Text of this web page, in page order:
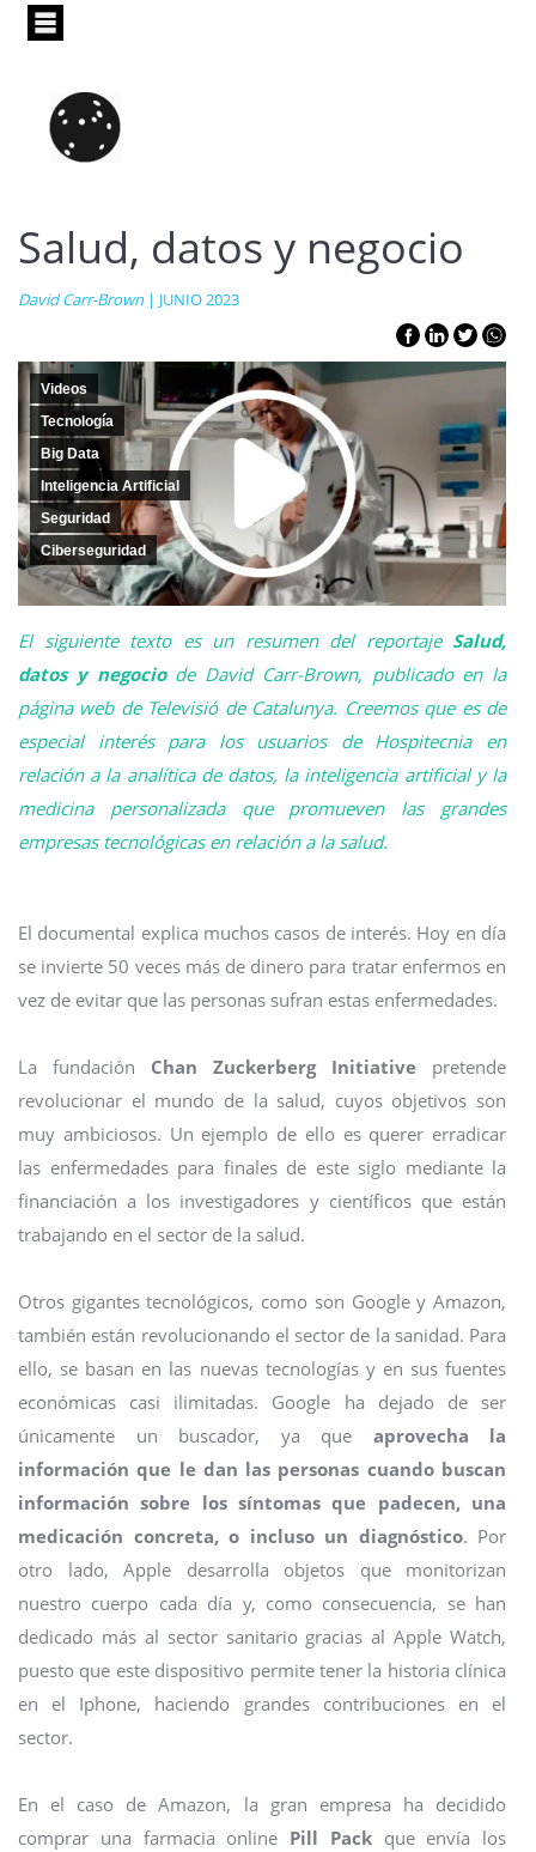
Pasar
principal
Salud, datos y negocio
David Carr-Brown| JUNIO 2023
Videos
Tecnología
Big Data
Inteligencia Artificial
Seguridad
Ciberseguridad
El siguiente texto es un resumen del reportaje Salud,
datos y negociode David Carr-Brown, publicado en la
página web de Televisió de Catalunya. Creemos que es de
especial interés para los usuarios de Hospitecnia en
relación a la analítica de datos, la inteligencia artificial y la
medicina personalizada que promueven las grandes
empresas tecnológicas en relación a la salud.
El documental explica muchos casos de interés. Hoy en día
se invierte 50 veces más de dinero para tratar enfermos en
vez de evitar que las personas sufran estas enfermedades.
La fundación Chan Zuckerberg Initiative pretende
revolucionar el mundo de la salud, cuyos objetivos son
muy ambiciosos. Un ejemplo de ello es querer erradicar
las enfermedades para finales de este siglo mediante la
financiación a los investigadores y científicos que están
trabajando en el sector de la salud.
Otros gigantes tecnológicos, como son Google y Amazon,
también están revolucionando el sector de la sanidad. Para
ello, se basan en las nuevas tecnologías y en sus fuentes
económicas casi ilimitadas. Google ha dejado de ser
únicamente un buscador, ya que aprovecha la
información que le dan las personas cuando buscan
información sobre los síntomas que padecen, una
medicación concreta, o incluso un diagnóstico. Por
otro lado, Apple desarrolla objetos que monitorizan
nuestro cuerpo cada día y, como consecuencia, se han
dedicado más al sector sanitario gracias al Apple Watch,
puesto que este dispositivo permite tener la historia clínica
en el Iphone, haciendo grandes contribuciones en el
sector.
En el caso de Amazon, la gran empresa ha decidido
comprar una farmacia online Pill Packque envía los